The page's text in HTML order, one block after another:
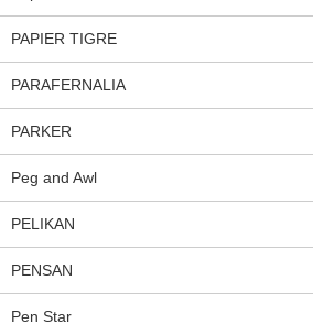
PAPIER TIGRE
PARAFERNALIA
PARKER
Peg and Awl
PELIKAN
PENSAN
Pen Star